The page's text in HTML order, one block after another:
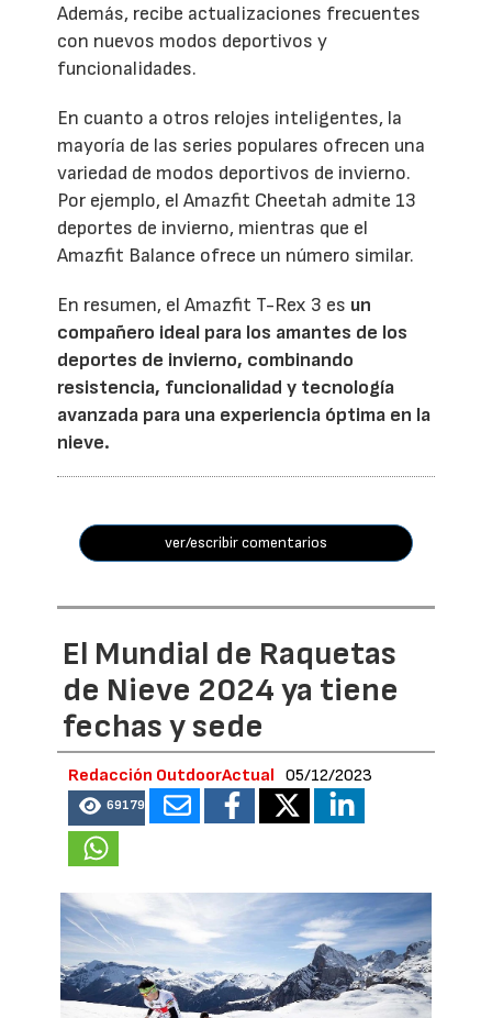
Además, recibe actualizaciones frecuentes
con nuevos modos deportivos y
funcionalidades.
En cuanto a otros relojes inteligentes, la
mayoría de las series populares ofrecen una
variedad de modos deportivos de invierno.
Por ejemplo, el Amazfit Cheetah admite 13
deportes de invierno, mientras que el
Amazfit Balance ofrece un número similar.
En resumen, el Amazfit T-Rex 3 es un
compañero ideal para los amantes de los
deportes de invierno, combinando
resistencia, funcionalidad y tecnología
avanzada para una experiencia óptima en la
nieve.
ver/escribir comentarios
El Mundial de Raquetas
de Nieve 2024 ya tiene
fechas y sede
Redacción OutdoorActual 05/12/2023
69179